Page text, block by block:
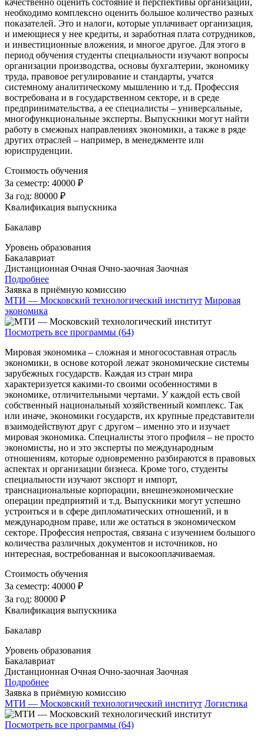
качественно оценить состояние и перспективы организации,
необходимо комплексно оценить большое количество разных
показателей. Это и налоги, которые уплачивает организация,
и имеющиеся у нее кредиты, и заработная плата сотрудников,
и инвестиционные вложения, и многое другое. Для этого в
период обучения студенты специальности изучают вопросы
организации производства, основы бухгалтерии, экономику
труда, правовое регулирование и стандарты, учатся
системному аналитическому мышлению и т.д. Профессия
востребована и в государственном секторе, и в среде
предпринимательства, а ее специалисты – универсальные,
многофункциональные эксперты. Выпускники могут найти
работу в смежных направлениях экономики, а также в ряде
других отраслей – например, в менеджменте или
юриспруденции.
Стоимость обучения
За семестр: 40000 ₽
За год: 80000 ₽
Квалификация выпускника
Бакалавр
Уровень образования
Бакалавриат
Дистанционная Очная Очно-заочная Заочная
Подробнее
Заявка в приёмную комиссию
МТИ — Московский технологический институт Мировая
экономика
Посмотреть все программы (64)
Мировая экономика – сложная и многосоставная отрасль
экономики, в основе которой лежат экономические системы
зарубежных государств. Каждая из стран мира
характеризуется какими-то своими особенностями в
экономике, отличительными чертами. У каждой есть свой
собственный национальный хозяйственный комплекс. Так
или иначе, экономики государств, их крупные представители
взаимодействуют друг с другом – именно это и изучает
мировая экономика. Специалисты этого профиля – не просто
экономисты, но и это эксперты по международным
отношениям, которые одновременно разбираются в правовых
аспектах и организации бизнеса. Кроме того, студенты
специальности изучают экспорт и импорт,
транснациональные корпорации, внешнеэкономические
операции предприятий и т.д. Выпускники могут успешно
устроиться и в сфере дипломатических отношений, и в
международном праве, или же остаться в экономическом
секторе. Профессия непростая, связана с изучением большого
количества различных документов и источников, но
интересная, востребованная и высокооплачиваемая.
Стоимость обучения
За семестр: 40000 ₽
За год: 80000 ₽
Квалификация выпускника
Бакалавр
Уровень образования
Бакалавриат
Дистанционная Очная Очно-заочная Заочная
Подробнее
Заявка в приёмную комиссию
МТИ — Московский технологический институт Логистика
Посмотреть все программы (64)